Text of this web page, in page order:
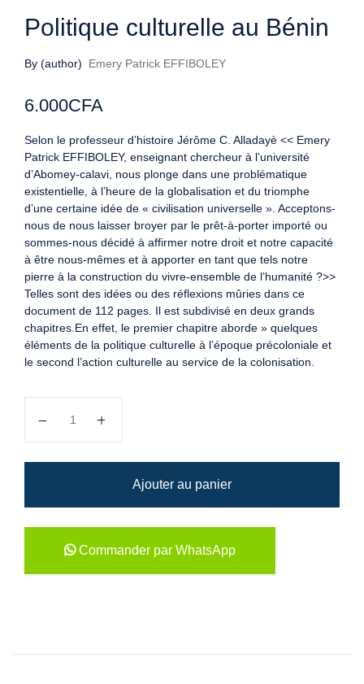
Politique culturelle au Bénin
By (author) Emery Patrick EFFIBOLEY
6.000CFA
Selon le professeur d’histoire Jérôme C. Alladayè << Emery
Patrick EFFIBOLEY, enseignant chercheur à l’université
d’Abomey-calavi, nous plonge dans une problématique
existentielle, à l’heure de la globalisation et du triomphe
d’une certaine idée de « civilisation universelle ». Acceptons-
nous de nous laisser broyer par le prêt-à-porter importé ou
sommes-nous décidé à affirmer notre droit et notre capacité
à être nous-mêmes et à apporter en tant que tels notre
pierre à la construction du vivre-ensemble de l’humanité ?>>
Telles sont des idées ou des réflexions mûries dans ce
document de 112 pages. Il est subdivisé en deux grands
chapitres.En effet, le premier chapitre aborde » quelques
éléments de la politique culturelle à l’époque précoloniale et
le second l’action culturelle au service de la colonisation.
Ajouter au panier
Commander par WhatsApp